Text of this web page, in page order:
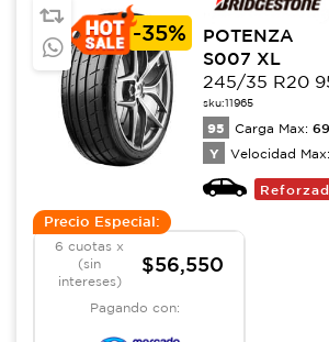
-35%
POTENZA
S007 XL
245/35 R20
sku:11965
95 Carga Max:
Y Velocidad Max:
Precio Especial:
6 cuotas x
(sin
intereses)
$56,550
Pagando con: